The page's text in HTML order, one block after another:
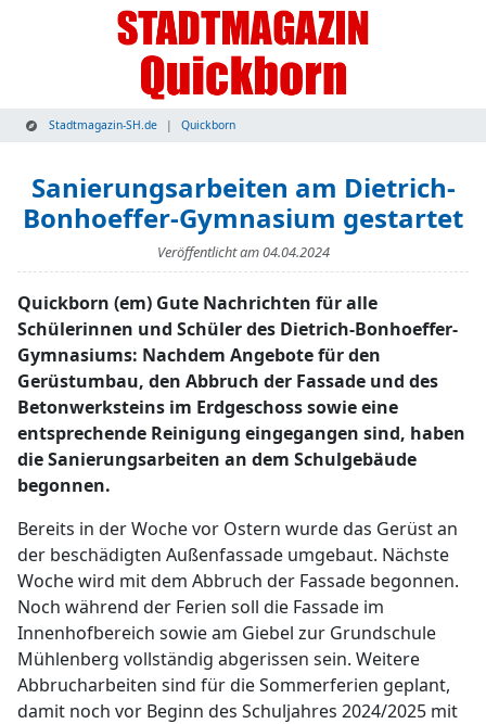
Stadtmagazin-SH.de Quickborn
Sanierungsarbeiten am Dietrich-
Bonhoeffer-Gymnasium gestartet
Veröffentlicht am04.04.2024
Quickborn (em) Gute Nachrichten für alle
Schülerinnen und Schüler des Dietrich-Bonhoeffer-
Gymnasiums: Nachdem Angebote für den
Gerüstumbau, den Abbruch der Fassade und des
Betonwerksteins im Erdgeschoss sowie eine
entsprechende Reinigung eingegangen sind, haben
die Sanierungsarbeiten an dem Schulgebäude
begonnen.
Bereits in der Woche vor Ostern wurde das Gerüst an
der beschädigten Außenfassade umgebaut. Nächste
Woche wird mit dem Abbruch der Fassade begonnen.
Noch während der Ferien soll die Fassade im
Innenhofbereich sowie am Giebel zur Grundschule
Mühlenberg vollständig abgerissen sein. Weitere
Abbrucharbeiten sind für die Sommerferien geplant,
damit noch vor Beginn des Schuljahres 2024/2025 mit